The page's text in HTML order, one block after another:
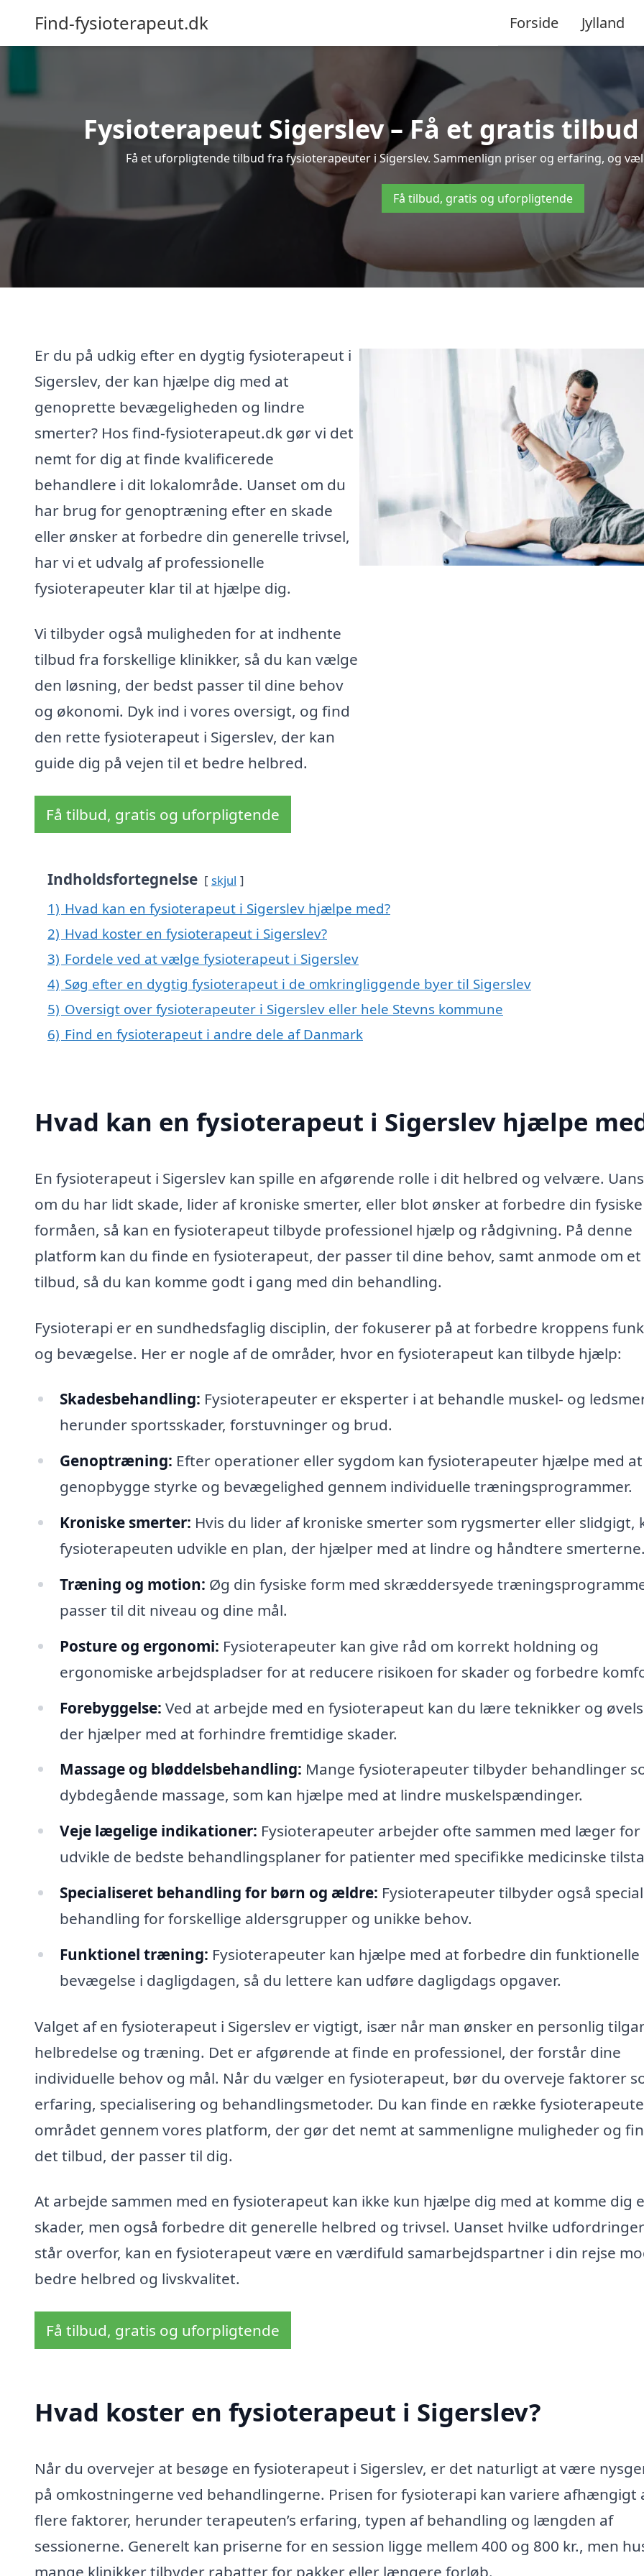
Find-fysioterapeut.dk Forside Jylland
Fysioterapeut Sigerslev – Få et gratis
Få et uforpligtende tilbud fra fysioterapeuter i Sigerslev. Sammenlign priser og erfaring, og
Få tilbud, gratis og uforpligtende
Er du på udkig efter en dygtig fysioterapeut i
Sigerslev, der kan hjælpe dig med at
genoprette bevægeligheden og lindre
smerter? Hos find-fysioterapeut.dk gør vi det
nemt for dig at finde kvalificerede
behandlere i dit lokalområde. Uanset om du
har brug for genoptræning efter en skade
eller ønsker at forbedre din generelle trivsel,
har vi et udvalg af professionelle
fysioterapeuter klar til at hjælpe dig.
Vi tilbyder også muligheden for at indhente
tilbud fra forskellige klinikker, så du kan vælge
den løsning, der bedst passer til dine behov
og økonomi. Dyk ind i vores oversigt, og find
den rette fysioterapeut i Sigerslev, der kan
guide dig på vejen til et bedre helbred.
Få tilbud, gratis og uforpligtende
Indholdsfortegnelse skjul
1) Hvad kan en fysioterapeut i Sigerslev hjælpe med?
2) Hvad koster en fysioterapeut i Sigerslev?
3) Fordele ved at vælge fysioterapeut i Sigerslev
4) Søg efter en dygtig fysioterapeut i de omkringliggende byer til Sigerslev
5) Oversigt over fysioterapeuter i Sigerslev eller hele Stevns kommune
6) Find en fysioterapeut i andre dele af Danmark
Hvad kan en fysioterapeut i Sigerslev hjælpe
En fysioterapeut i Sigerslev kan spille en afgørende rolle i dit helbred og velvære.
om du har lidt skade, lider af kroniske smerter, eller blot ønsker at forbedre din fysiske
formåen, så kan en fysioterapeut tilbyde professionel hjælp og rådgivning. På denne
platform kan du finde en fysioterapeut, der passer til dine behov, samt anmode om et
tilbud, så du kan komme godt i gang med din behandling.
Fysioterapi er en sundhedsfaglig disciplin, der fokuserer på at forbedre kroppens
og bevægelse. Her er nogle af de områder, hvor en fysioterapeut kan tilbyde hjælp:
Skadesbehandling: Fysioterapeuter er eksperter i at behandle muskel- og
herunder sportsskader, forstuvninger og brud.
Genoptræning: Efter operationer eller sygdom kan fysioterapeuter hjælpe med at
genopbygge styrke og bevægelighed gennem individuelle træningsprogrammer.
Kroniske smerter: Hvis du lider af kroniske smerter som rygsmerter eller slidgigt,
fysioterapeuten udvikle en plan, der hjælper med at lindre og håndtere smerterne.
Træning og motion: Øg din fysiske form med skræddersyede
passer til dit niveau og dine mål.
Posture og ergonomi: Fysioterapeuter kan give råd om korrekt holdning og
ergonomiske arbejdspladser for at reducere risikoen for skader og forbedre
Forebyggelse: Ved at arbejde med en fysioterapeut kan du lære teknikker og
der hjælper med at forhindre fremtidige skader.
Massage og bløddelsbehandling: Mange fysioterapeuter tilbyder behandlinger
dybdegående massage, som kan hjælpe med at lindre muskelspændinger.
Veje lægelige indikationer: Fysioterapeuter arbejder ofte sammen med læger for
udvikle de bedste behandlingsplaner for patienter med specifikke medicinske
Specialiseret behandling for børn og ældre: Fysioterapeuter tilbyder også
behandling for forskellige aldersgrupper og unikke behov.
Funktionel træning: Fysioterapeuter kan hjælpe med at forbedre din funktionelle
bevægelse i dagligdagen, så du lettere kan udføre dagligdags opgaver.
Valget af en fysioterapeut i Sigerslev er vigtigt, især når man ønsker en personlig
helbredelse og træning. Det er afgørende at finde en professionel, der forstår dine
individuelle behov og mål. Når du vælger en fysioterapeut, bør du overveje faktorer
erfaring, specialisering og behandlingsmetoder. Du kan finde en række
området gennem vores platform, der gør det nemt at sammenligne muligheder og
det tilbud, der passer til dig.
At arbejde sammen med en fysioterapeut kan ikke kun hjælpe dig med at komme dig
skader, men også forbedre dit generelle helbred og trivsel. Uanset hvilke
står overfor, kan en fysioterapeut være en værdifuld samarbejdspartner i din rejse
bedre helbred og livskvalitet.
Få tilbud, gratis og uforpligtende
Hvad koster en fysioterapeut i Sigerslev?
Når du overvejer at besøge en fysioterapeut i Sigerslev, er det naturligt at være
på omkostningerne ved behandlingerne. Prisen for fysioterapi kan variere afhængigt
flere faktorer, herunder terapeuten’s erfaring, typen af behandling og længden af
sessionerne. Generelt kan priserne for en session ligge mellem 400 og 800 kr., men
mange klinikker tilbyder rabatter for pakker eller længere forløb.